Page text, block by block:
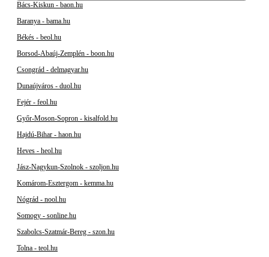
Bács-Kiskun - baon.hu
Baranya - bama.hu
Békés - beol.hu
Borsod-Abaúj-Zemplén - boon.hu
Csongrád - delmagyar.hu
Dunaújváros - duol.hu
Fejér - feol.hu
Győr-Moson-Sopron - kisalfold.hu
Hajdú-Bihar - haon.hu
Heves - heol.hu
Jász-Nagykun-Szolnok - szoljon.hu
Komárom-Esztergom - kemma.hu
Nógrád - nool.hu
Somogy - sonline.hu
Szabolcs-Szatmár-Bereg - szon.hu
Tolna - teol.hu